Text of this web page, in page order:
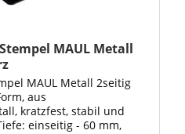
MAUL Metall
MAUL Metall 2seitig
aus
kratzfest, stabil und
einseitig - 60 mm,